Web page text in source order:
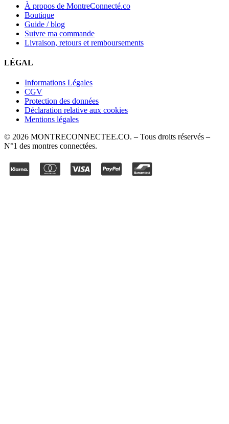
À propos de MontreConnecté.co
Boutique
Guide / blog
Suivre ma commande
Livraison, retours et remboursements
LÉGAL
Informations Légales
CGV
Protection des données
Déclaration relative aux cookies
Mentions légales
© 2026 MONTRECONNECTEE.CO. – Tous droits réservés –
N°1 des montres connectées.